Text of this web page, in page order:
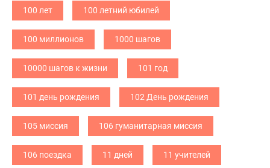
100 лет 100 летний юбилей
100 миллионов 1000 шагов
10000 шагов к жизни 101 год
101 день рождения 102 День рождения
105 миссия 106 гуманитарная миссия
106 поездка 11 дней 11 учителей